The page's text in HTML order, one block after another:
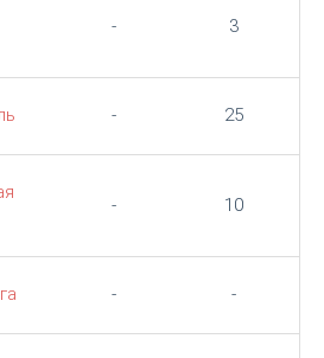
- 3
- 25
- 10
- -